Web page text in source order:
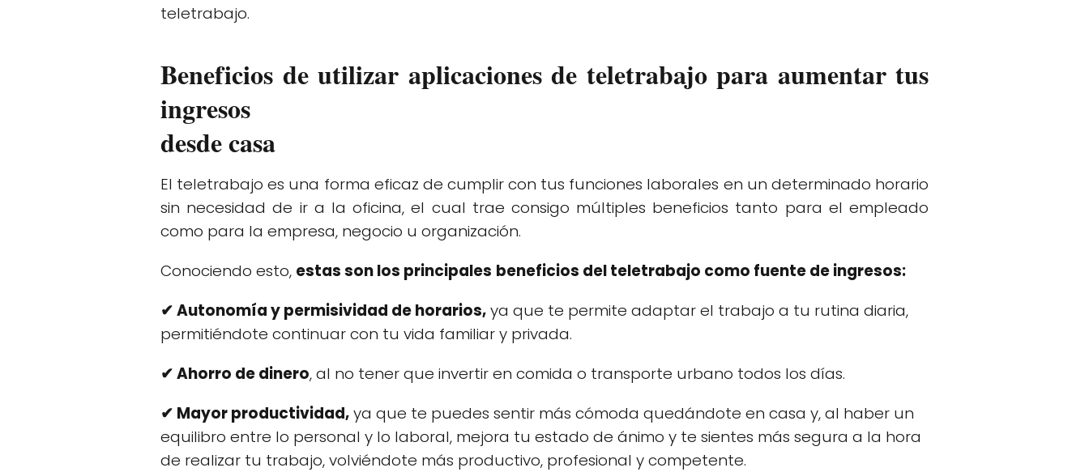
teletrabajo.
Beneficios de utilizar aplicaciones de teletrabajo para aumentar tus
ingresos
desde casa
El teletrabajo es una forma eficaz de cumplir con tus funciones laborales en un determinado horario
sin necesidad de ir a la oficina, el cual trae consigo múltiples beneficios tanto para el empleado
como para la empresa, negocio u organización.
Conociendo esto, estas son los principales beneficios del teletrabajo como fuente de ingresos:
✔ Autonomía y permisividad de horarios,ya que te permite adaptar el trabajo a tu rutina diaria,
permitiéndote continuar con tu vida familiar y privada.
✔ Ahorro de dinero, al no tener que invertir en comida o transporte urbano todos los días.
✔ Mayor productividad,ya que te puedes sentir más cómoda quedándote en casa y, al haber un
equilibro entre lo personal y lo laboral, mejora tu estado de ánimo y te sientes más segura a la hora
de realizar tu trabajo, volviéndote más productivo, profesional y competente.